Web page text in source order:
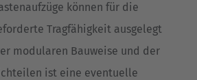
können für die
Tragfähigkeit ausgelegt
modularen Bauweise und der
ist eine eventuelle